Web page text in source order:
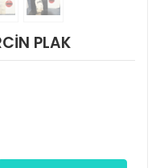
PLAK